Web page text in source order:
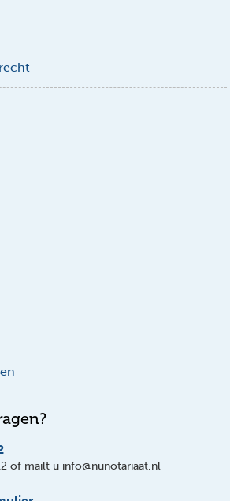
of mailt u info@nunotariaat.nl